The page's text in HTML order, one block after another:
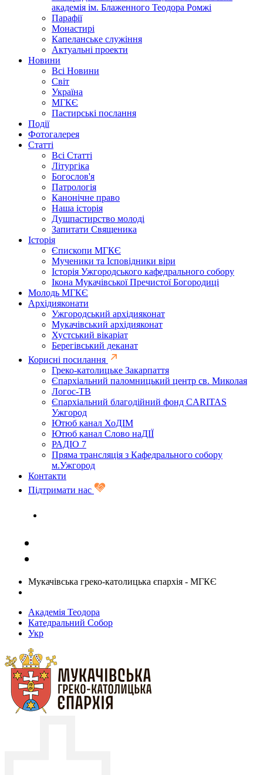
академія ім. Блаженного Теодора Ромжі
Парафії
Монастирі
Капеланське служіння
Актуальні проекти
Новини
Всі Новини
Світ
Україна
МГКЄ
Пастирські послання
Події
Фотогалерея
Статті
Всі Статті
Літургіка
Богослов'я
Патрологія
Канонічне право
Наша історія
Душпастирство молоді
Запитати Священика
Історія
Єпископи МГКЄ
Мученики та Ісповідники віри
Історія Ужгородського кафедрального собору
Ікона Мукачівської Пречистої Богородиці
Молодь МГКЄ
Архідияконати
Ужгородський архідияконат
Мукачівський архідияконат
Хустський вікаріат
Берегівський деканат
Корисні посилання
Греко-католицьке Закарпаття
Єпархіальний паломницький центр св. Миколая
Логос-ТВ
Єпархіальний благодійний фонд CARITAS
Ужгород
Ютюб канал ХоДІМ
Ютюб канал Слово наДІЇ
РАДІО 7
Пряма трансляція з Кафедрального собору
м.Ужгород
Контакти
Підтримати нас
Мукачівська греко-католицька єпархія - МГКЄ
Академія Теодора
Катедральний Собор
Укр